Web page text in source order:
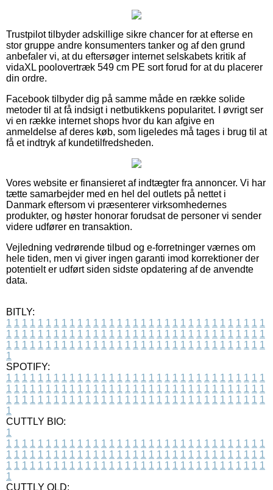
Trustpilot tilbyder adskillige sikre chancer for at efterse en
stor gruppe andre konsumenters tanker og af den grund
anbefaler vi, at du eftersøger internet selskabets kritik af
vidaXL poolovertræk 549 cm PE sort forud for at du placerer
din ordre.
Facebook tilbyder dig på samme måde en række solide
metoder til at få indsigt i netbutikkens popularitet. I øvrigt ser
vi en række internet shops hvor du kan afgive en
anmeldelse af deres køb, som ligeledes må tages i brug til at
få et indtryk af kundetilfredsheden.
Vores website er finansieret af indtægter fra annoncer. Vi har
tætte samarbejder med en hel del outlets på nettet i
Danmark eftersom vi præsenterer virksomhedernes
produkter, og høster honorar forudsat de personer vi sender
videre udfører en transaktion.
Vejledning vedrørende tilbud og e-forretninger værnes om
hele tiden, men vi giver ingen garanti imod korrektioner der
potentielt er udført siden sidste opdatering af de anvendte
data.
BITLY:
1 1 1 1 1 1 1 1 1 1 1 1 1 1 1 1 1 1 1 1 1 1 1 1 1 1 1 1 1 1 1 1 1
1 1 1 1 1 1 1 1 1 1 1 1 1 1 1 1 1 1 1 1 1 1 1 1 1 1 1 1 1 1 1 1 1
1 1 1 1 1 1 1 1 1 1 1 1 1 1 1 1 1 1 1 1 1 1 1 1 1 1 1 1 1 1 1 1 1
1
SPOTIFY:
1 1 1 1 1 1 1 1 1 1 1 1 1 1 1 1 1 1 1 1 1 1 1 1 1 1 1 1 1 1 1 1 1
1 1 1 1 1 1 1 1 1 1 1 1 1 1 1 1 1 1 1 1 1 1 1 1 1 1 1 1 1 1 1 1 1
1 1 1 1 1 1 1 1 1 1 1 1 1 1 1 1 1 1 1 1 1 1 1 1 1 1 1 1 1 1 1 1 1
1
CUTTLY BIO:
1
1 1 1 1 1 1 1 1 1 1 1 1 1 1 1 1 1 1 1 1 1 1 1 1 1 1 1 1 1 1 1 1 1
1 1 1 1 1 1 1 1 1 1 1 1 1 1 1 1 1 1 1 1 1 1 1 1 1 1 1 1 1 1 1 1 1
1 1 1 1 1 1 1 1 1 1 1 1 1 1 1 1 1 1 1 1 1 1 1 1 1 1 1 1 1 1 1 1 1
1
CUTTLY OLD: